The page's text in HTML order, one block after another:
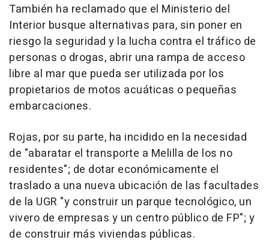
También ha reclamado que el Ministerio del
Interior busque alternativas para, sin poner en
riesgo la seguridad y la lucha contra el tráfico de
personas o drogas, abrir una rampa de acceso
libre al mar que pueda ser utilizada por los
propietarios de motos acuáticas o pequeñas
embarcaciones.
Rojas, por su parte, ha incidido en la necesidad
de "abaratar el transporte a Melilla de los no
residentes"; de dotar económicamente el
traslado a una nueva ubicación de las facultades
de la UGR "y construir un parque tecnológico, un
vivero de empresas y un centro público de FP"; y
de construir más viviendas públicas.